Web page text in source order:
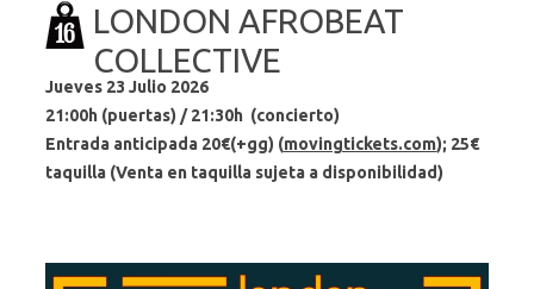
LONDON AFROBEAT
COLLECTIVE
Jueves 23 Julio 2026
21:00h (puertas) / 21:30h (concierto)
Entrada anticipada 20€(+gg) (movingtickets.com); 25€
taquilla (Venta en taquilla sujeta a disponibilidad)